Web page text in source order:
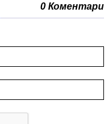
0 Коментари